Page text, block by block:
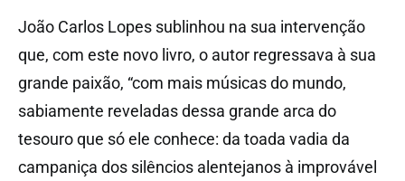
João Carlos Lopes sublinhou na sua intervenção
que, com este novo livro, o autor regressava à sua
grande paixão, “com mais músicas do mundo,
sabiamente reveladas dessa grande arca do
tesouro que só ele conhece: da toada vadia da
campaniça dos silêncios alentejanos à improvável